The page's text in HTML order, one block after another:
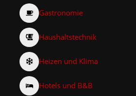
Gastronomie
Haushaltstechnik
Heizen und Klima
Hotels und B&B